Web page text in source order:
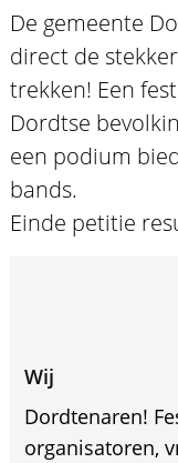
De gemeente
direct de
trekken! Een
Dordtse
een podium
bands.
Einde petitie
Wij
Dordtenaren!
organisatoren,